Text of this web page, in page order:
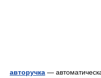
авторучка —